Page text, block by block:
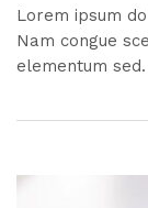
Lorem ipsum
Nam congue
elementum